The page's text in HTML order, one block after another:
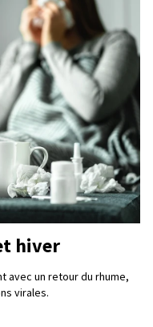
hiver
avec un retour du rhume,
virales.